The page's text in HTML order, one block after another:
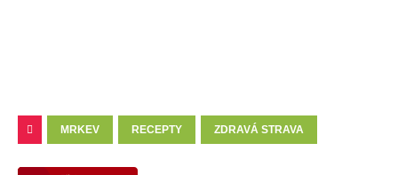
MRKEV RECEPTY ZDRAVÁ STRAVA